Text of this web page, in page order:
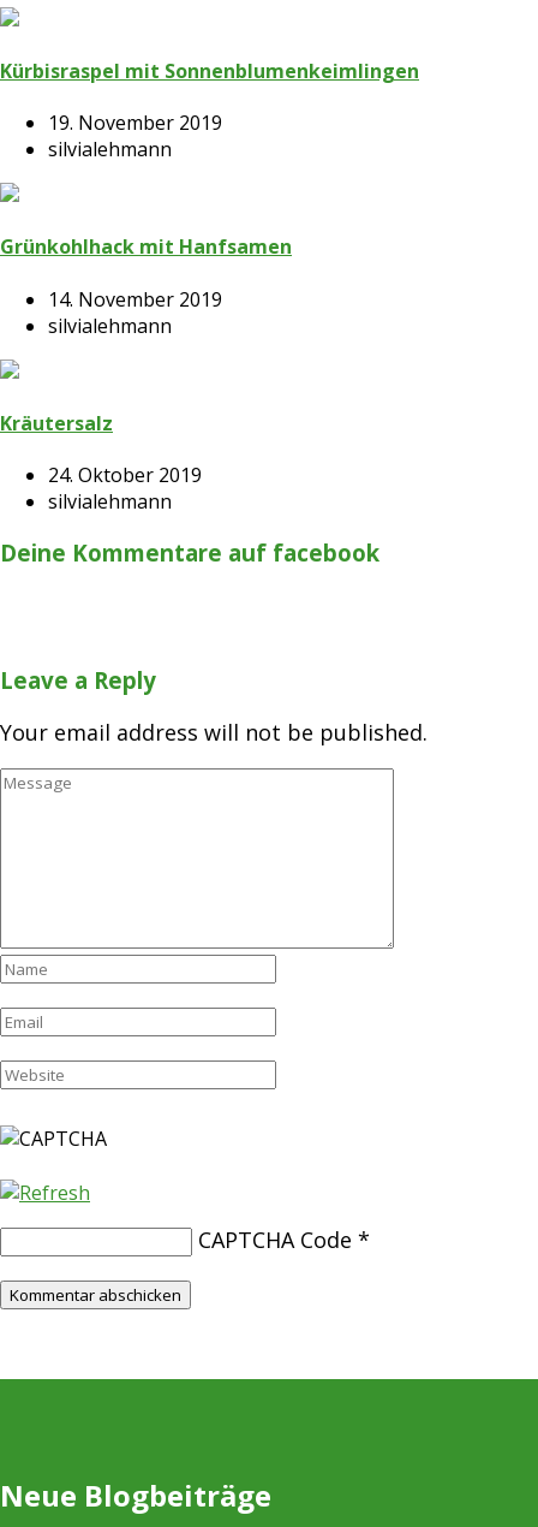
Kürbisraspel mit Sonnenblumenkeimlingen
19. November 2019
silvialehmann
Grünkohlhack mit Hanfsamen
14. November 2019
silvialehmann
Kräutersalz
24. Oktober 2019
silvialehmann
Deine Kommentare auf facebook
Leave a Reply
Your email address will not be published.
CAPTCHA Code *
Neue Blogbeiträge